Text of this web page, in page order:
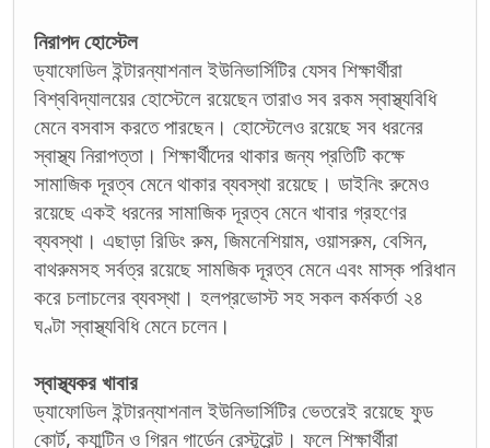
নিরাপদ হোস্টেল
ড্যাফোডিল ইন্টারন্যাশনাল ইউনিভার্সিটির যেসব শিক্ষার্থীরা
বিশ্ববিদ্যালয়ের হোস্টেলে রয়েছেন তারাও সব রকম স্বাস্থ্যবিধি
মেনে বসবাস করতে পারছেন। হোস্টেলেও রয়েছে সব ধরনের
স্বাস্থ্য নিরাপত্তা। শিক্ষার্থীদের থাকার জন্য প্রতিটি কক্ষে
সামাজিক দূরত্ব মেনে থাকার ব্যবস্থা রয়েছে। ডাইনিং রুমেও
রয়েছে একই ধরনের সামাজিক দূরত্ব মেনে খাবার গ্রহণের
ব্যবস্থা। এছাড়া রিডিং রুম, জিমনেশিয়াম, ওয়াসরুম, বেসিন,
বাথরুমসহ সর্বত্র রয়েছে সামজিক দূরত্ব মেনে এবং মাস্ক পরিধান
করে চলাচলের ব্যবস্থা। হলপ্রভোস্ট সহ সকল কর্মকর্তা ২৪
ঘণ্টা স্বাস্থ্যবিধি মেনে চলেন।
স্বাস্থ্যকর খাবার
ড্যাফোডিল ইন্টারন্যাশনাল ইউনিভার্সিটির ভেতরেই রয়েছে ফুড
কোর্ট, ক্যান্টিন ও গ্রিন গার্ডেন রেস্টুরেন্ট। ফলে শিক্ষার্থীরা